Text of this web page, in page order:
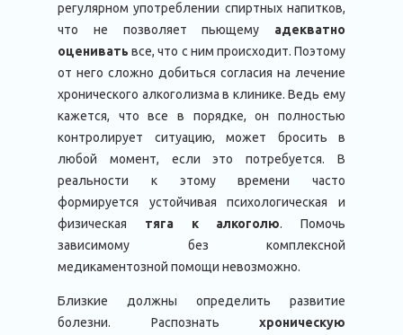
регулярном употреблении спиртных напитков,
что не позволяет пьющему адекватно
оценивать все, что с ним происходит. Поэтому
от него сложно добиться согласия на лечение
хронического алкоголизма в клинике. Ведь ему
кажется, что все в порядке, он полностью
контролирует ситуацию, может бросить в
любой момент, если это потребуется. В
реальности к этому времени часто
формируется устойчивая психологическая и
физическая тяга к алкоголю. Помочь
зависимому без комплексной
медикаментозной помощи невозможно.
Близкие должны определить развитие
болезни. Распознать хроническую